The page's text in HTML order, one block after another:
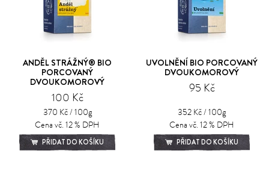
ANDĚL STRÁŽNÝ® BIO
PORCOVANÝ
DVOUKOMOROVÝ
100 Kč
370 Kč / 100g
Cena vč. 12 % DPH
PŘIDAT DO KOŠÍKU
UVOLNĚNÍ BIO PORCOVANÝ
DVOUKOMOROVÝ
95 Kč
352 Kč / 100g
Cena vč. 12 % DPH
PŘIDAT DO KOŠÍKU